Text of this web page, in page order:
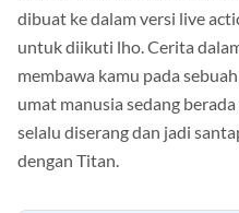
dibuat ke dalam versi live
untuk diikuti lho. Cerita
membawa kamu pada
umat manusia sedang
selalu diserang dan jadi
dengan Titan.